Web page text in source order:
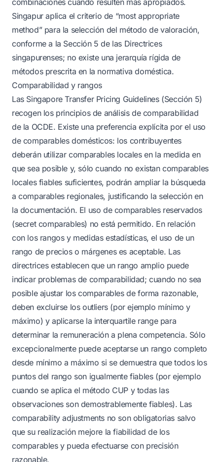
combinaciones cuando resulten más apropiados.
Singapur aplica el criterio de “most appropriate
method” para la selección del método de valoración,
conforme a la Sección 5 de las Directrices
singapurenses; no existe una jerarquía rígida de
métodos prescrita en la normativa doméstica.
Comparabilidad y rangos
Las Singapore Transfer Pricing Guidelines (Sección 5)
recogen los principios de análisis de comparabilidad
de la OCDE. Existe una preferencia explícita por el uso
de comparables domésticos: los contribuyentes
deberán utilizar comparables locales en la medida en
que sea posible y, sólo cuando no existan comparables
locales fiables suficientes, podrán ampliar la búsqueda
a comparables regionales, justificando la selección en
la documentación. El uso de comparables reservados
(secret comparables) no está permitido. En relación
con los rangos y medidas estadísticas, el uso de un
rango de precios o márgenes es aceptable. Las
directrices establecen que un rango amplio puede
indicar problemas de comparabilidad; cuando no sea
posible ajustar los comparables de forma razonable,
deben excluirse los outliers (por ejemplo mínimo y
máximo) y aplicarse la interquartile range para
determinar la remuneración a plena competencia. Sólo
excepcionalmente puede aceptarse un rango completo
desde mínimo a máximo si se demuestra que todos los
puntos del rango son igualmente fiables (por ejemplo
cuando se aplica el método CUP y todas las
observaciones son demostrablemente fiables). Las
comparability adjustments no son obligatorias salvo
que su realización mejore la fiabilidad de los
comparables y pueda efectuarse con precisión
razonable.